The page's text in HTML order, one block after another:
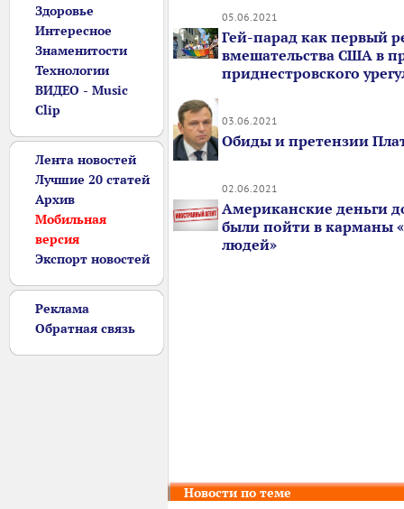
Здоровье
Интересное
Знаменитости
Технологии
ВИДЕО - Music
Clip
Лента новостей
Лучшие 20 статей
Архив
Мобильная
версия
Экспорт новостей
Реклама
Обратная связь
05.06.2021
Гей-парад как первый
вмешательства США в
приднестровского
03.06.2021
Обиды и претензии
02.06.2021
Американские деньги
были пойти в карманы
людей»
Новости по теме